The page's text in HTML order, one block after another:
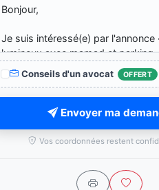
Conseils d'un avocat OFFERT
Envoyer ma
Vos coordonnées restent